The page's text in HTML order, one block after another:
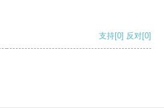
支持[0] 反对[0]